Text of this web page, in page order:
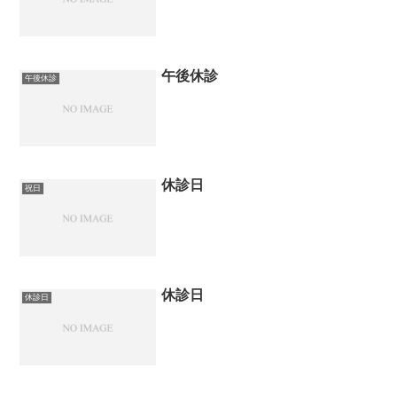
午後休診 午後休診
祝日 休診日
休診日 休診日